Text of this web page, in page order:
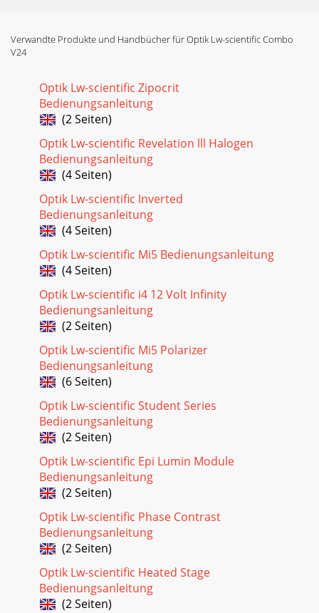
Verwandte Produkte und Handbücher für Optik Lw-scientific Combo
V24
Optik Lw-scientific Zipocrit
Bedienungsanleitung
(2 Seiten)
Optik Lw-scientific Revelation lll Halogen
Bedienungsanleitung
(4 Seiten)
Optik Lw-scientific Inverted
Bedienungsanleitung
(4 Seiten)
Optik Lw-scientific Mi5 Bedienungsanleitung
(4 Seiten)
Optik Lw-scientific i4 12 Volt Infinity
Bedienungsanleitung
(2 Seiten)
Optik Lw-scientific Mi5 Polarizer
Bedienungsanleitung
(6 Seiten)
Optik Lw-scientific Student Series
Bedienungsanleitung
(2 Seiten)
Optik Lw-scientific Epi Lumin Module
Bedienungsanleitung
(2 Seiten)
Optik Lw-scientific Phase Contrast
Bedienungsanleitung
(2 Seiten)
Optik Lw-scientific Heated Stage
Bedienungsanleitung
(2 Seiten)